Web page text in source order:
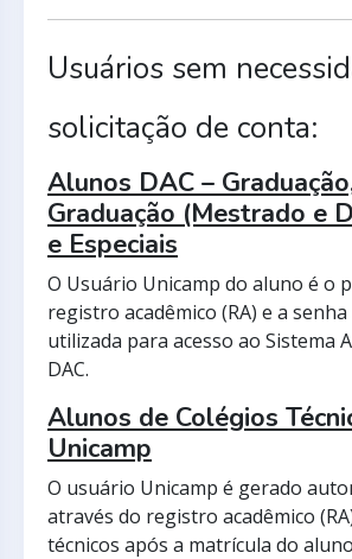
Usuários sem
solicitação de conta:
Alunos DAC –
Graduação (Mestrado e
e Especiais
O Usuário Unicamp do aluno é o
registro acadêmico (RA) e a senha
utilizada para acesso ao Sistema
DAC.
Alunos de Colégios
Unicamp
O usuário Unicamp é gerado
através do registro acadêmico
técnicos após a matrícula do